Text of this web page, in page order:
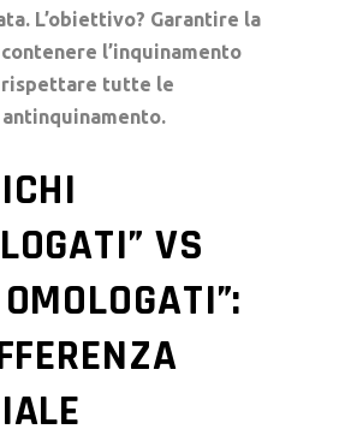
L’obiettivo? Garantire la
l’inquinamento
rispettare tutte le
.
VS